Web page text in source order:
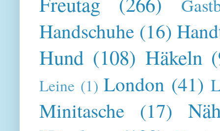
Handschuhe (16)
Hund (108) Häkeln
Leine (1) London (41)
Minitasche (17)